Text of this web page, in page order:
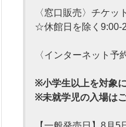
〈窓口販売〉チケッ
☆休館日を除く9:00-
〈インターネット予
※小学生以上を対象
※未就学児の入場は